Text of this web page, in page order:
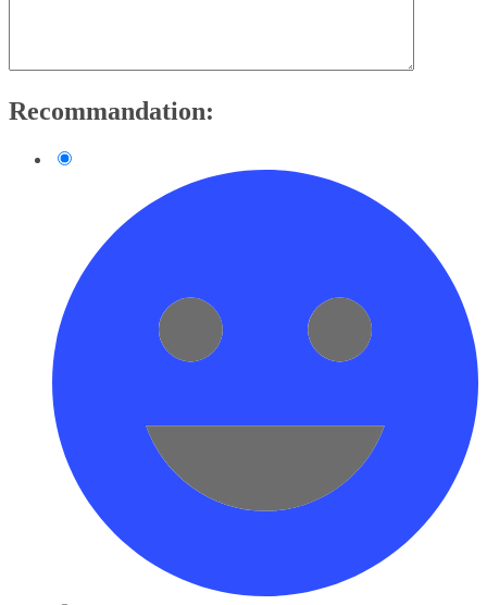
Recommandation: